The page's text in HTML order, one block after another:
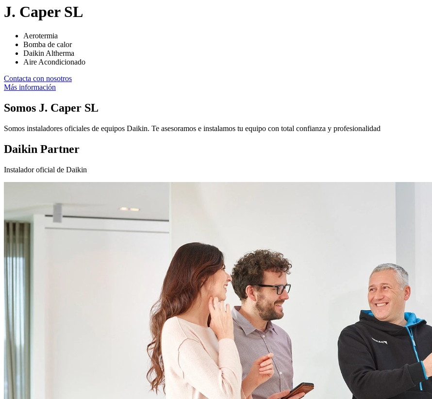
J. Caper SL
Aerotermia
Bomba de calor
Daikin Altherma
Aire Acondicionado
Contacta con nosotros
Más información
Somos J. Caper SL
Somos instaladores oficiales de equipos Daikin. Te asesoramos e instalamos tu equipo con total confianza y profesionalidad
Daikin Partner
Instalador oficial de Daikin